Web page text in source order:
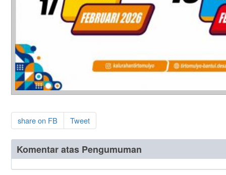
share on FB Tweet
Komentar atas Pengumuman